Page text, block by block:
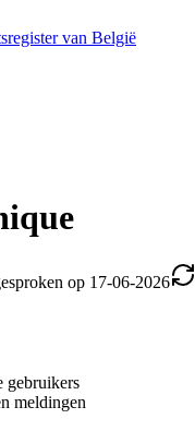
van België
op 17-06-2026
gebruikers
meldingen